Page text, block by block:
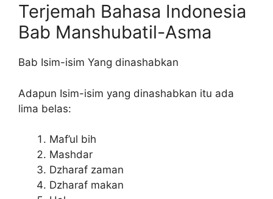
Terjemah Bahasa Indonesia
Bab Manshubatil-Asma
Bab Isim-isim Yang dinashabkan
Adapun Isim-isim yang dinashabkan itu ada
lima belas:
Maf’ul bih
Mashdar
Dzharaf zaman
Dzharaf makan